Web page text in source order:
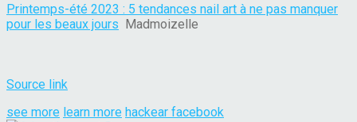
Printemps-été 2023 : 5 tendances nail art à ne pas manquer
pour les beaux jours Madmoizelle
Source link
see more learn more hackear facebook